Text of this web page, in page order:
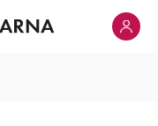
Klicka